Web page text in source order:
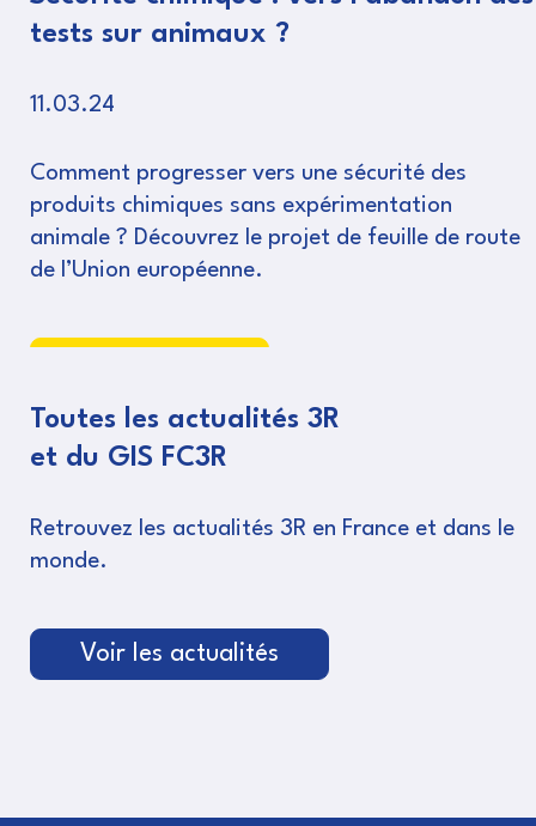
tests sur animaux ?
11.03.24
Comment progresser vers une sécurité des
produits chimiques sans expérimentation
animale ? Découvrez le projet de feuille de route
de l’Union européenne.
Toutes les actualités 3R
et du GIS FC3R
Retrouvez les actualités 3R en France et dans le
monde.
Voir les actualités